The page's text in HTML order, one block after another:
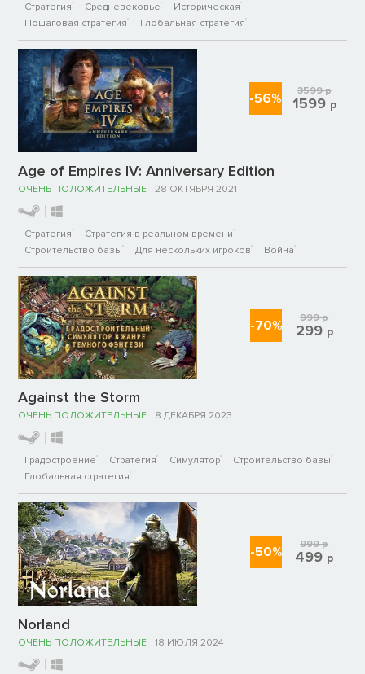
Стратегия Средневековье
Историческая
Пошаговая стратегия
Глобальная стратегия
Age of Empires IV: Anniversary Edition
ОЧЕНЬ ПОЛОЖИТЕЛЬНЫЕ 28 ОКТЯБРЯ 2021
Стратегия
Стратегия в реальном времени
Строительство базы
Для нескольких игроков Война
-56% 3599р
1599 р
Against the Storm
ОЧЕНЬ ПОЛОЖИТЕЛЬНЫЕ 8 ДЕКАБРЯ 2023
Градостроение Стратегия Симулятор
Строительство базы
Глобальная стратегия
-70% 999р
299 р
Norland
ОЧЕНЬ ПОЛОЖИТЕЛЬНЫЕ 18 ИЮЛЯ 2024
-50% 999р
499 р